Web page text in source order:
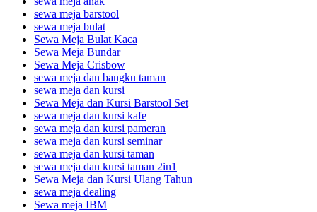
sewa meja barstool
sewa meja bulat
Sewa Meja Bulat Kaca
Sewa Meja Bundar
Sewa Meja Crisbow
sewa meja dan bangku taman
sewa meja dan kursi
Sewa Meja dan Kursi Barstool Set
sewa meja dan kursi kafe
sewa meja dan kursi pameran
sewa meja dan kursi seminar
sewa meja dan kursi taman
sewa meja dan kursi taman 2in1
Sewa Meja dan Kursi Ulang Tahun
sewa meja dealing
Sewa meja IBM